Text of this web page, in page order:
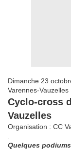
Dimanche 23
Varennes-
Cyclo-cross
Vauzelles
Organisation : CC
Quelques